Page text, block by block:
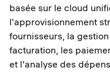
basée sur le cloud
l'approvisionnement
fournisseurs, la
facturation, les
et l'analyse des